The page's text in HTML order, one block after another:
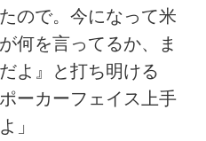
ので。今になって米
何を言ってるか、ま
よ』と打ち明ける
ーカーフェイス上手
」